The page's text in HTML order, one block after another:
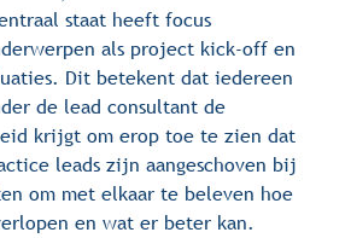
staat heeft focus
als project kick-off en
Dit betekent dat iedereen
de lead consultant de
krijgt om erop toe te zien dat
leads zijn aangeschoven bij
om met elkaar te beleven hoe
en wat er beter kan.